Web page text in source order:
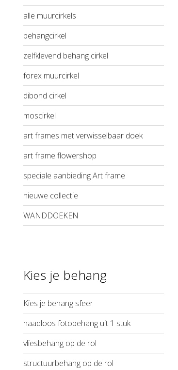
alle muurcirkels
behangcirkel
zelfklevend behang cirkel
forex muurcirkel
dibond cirkel
moscirkel
art frames met verwisselbaar doek
art frame flowershop
speciale aanbieding Art frame
nieuwe collectie
WANDDOEKEN
Kies je behang
Kies je behang sfeer
naadloos fotobehang uit 1 stuk
vliesbehang op de rol
structuurbehang op de rol